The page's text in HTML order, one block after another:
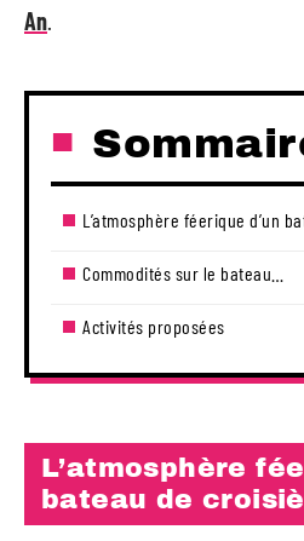
An.
L’atmosphère féerique d’un
Commodités sur le bateau…
Activités proposées
L’atmosphère
bateau de